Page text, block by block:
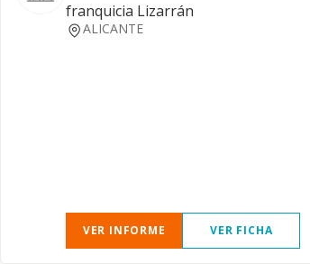
franquicia Lizarrán
ALICANTE
VER INFORME VER FICHA